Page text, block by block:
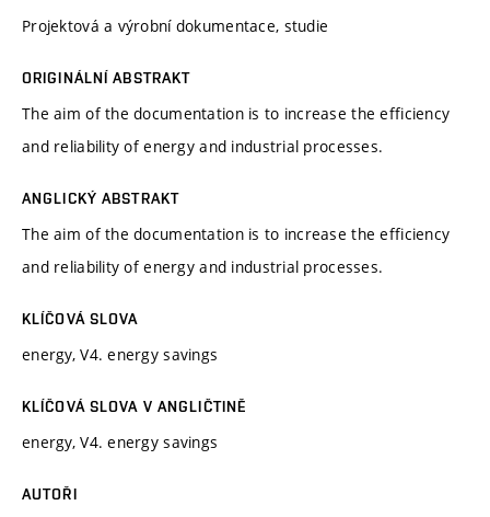
Projektová a výrobní dokumentace, studie
ORIGINÁLNÍ ABSTRAKT
The aim of the documentation is to increase the efficiency
and reliability of energy and industrial processes.
ANGLICKÝ ABSTRAKT
The aim of the documentation is to increase the efficiency
and reliability of energy and industrial processes.
KLÍČOVÁ SLOVA
energy, V4. energy savings
KLÍČOVÁ SLOVA V ANGLIČTINĚ
energy, V4. energy savings
AUTOŘI